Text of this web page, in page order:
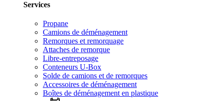
Services
Propane
Camions de déménagement
Remorques et remorquage
Attaches de remorque
Libre-entreposage
Conteneurs U-Box
Solde de camions et de remorques
Accessoires de déménagement
Boîtes de déménagement en plastique